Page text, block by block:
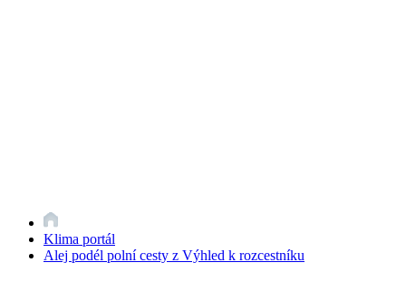
Klima portál
Alej podél polní cesty z Výhled k rozcestníku